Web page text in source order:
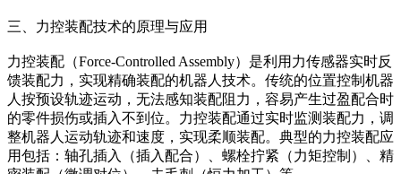
三、力控装配技术的原理与应用
力控装配（Force-Controlled Assembly）是利用力传感器实时反
馈装配力，实现精确装配的机器人技术。传统的位置控制机器
人按预设轨迹运动，无法感知装配阻力，容易产生过盈配合时
的零件损伤或插入不到位。力控装配通过实时监测装配力，调
整机器人运动轨迹和速度，实现柔顺装配。典型的力控装配应
用包括：轴孔插入（插入配合）、螺栓拧紧（力矩控制）、精